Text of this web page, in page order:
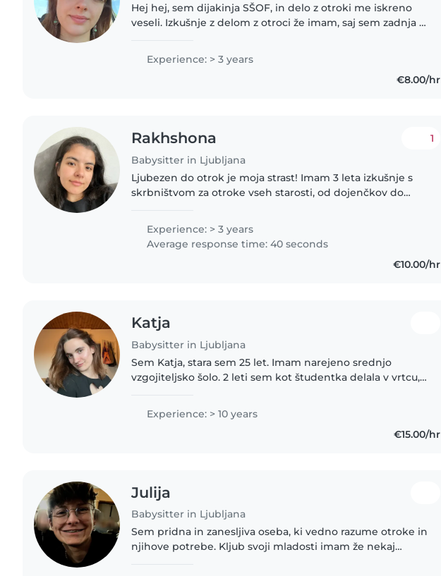
Hej hej, sem dijakinja SŠOF, in delo z otroki me iskreno
veseli. Izkušnje z delom z otroci že imam, saj sem zadnja 3
sklopu rdečega..
Experience: > 3 years
€8.00/hr
Rakhshona
Babysitter in Ljubljana
1
Ljubezen do otrok je moja strast! Imam 3 leta izkušnje s
skrbništvom za otroke vseh starosti, od dojenčkov do
potrebami,..
Experience: > 3 years
Average response time: 40 seconds
€10.00/hr
Katja
Babysitter in Ljubljana
Sem Katja, stara sem 25 let. Imam narejeno srednjo
vzgojiteljsko šolo. 2 leti sem kot študentka delala v vrtcu,
Experience: > 10 years
€15.00/hr
Julija
Babysitter in Ljubljana
Sem pridna in zanesljiva oseba, ki vedno razume otroke in
njihove potrebe. Kljub svoji mladosti imam že nekaj